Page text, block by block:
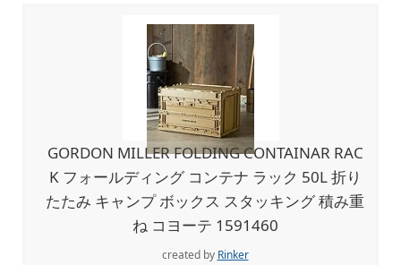
GORDON MILLER FOLDING CONTAINAR RAC
K フォールディング コンテナ ラック 50L 折り
たたみ キャンプ ボックス スタッキング 積み重
ね コヨーテ 1591460
created by Rinker